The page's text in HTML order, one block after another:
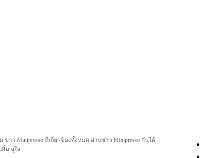
ข่าว Minipresso ที่เกี่ยวข้องทั้งหมด อ่านข่าว Minipresso กันได้
อิ่ม จุใจ